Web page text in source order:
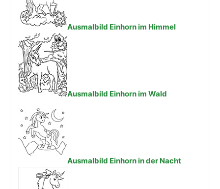
Ausmalbild Einhorn im Himmel
Ausmalbild Einhorn im Wald
Ausmalbild Einhorn in der Nacht